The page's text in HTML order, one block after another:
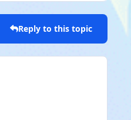
Reply to this topic